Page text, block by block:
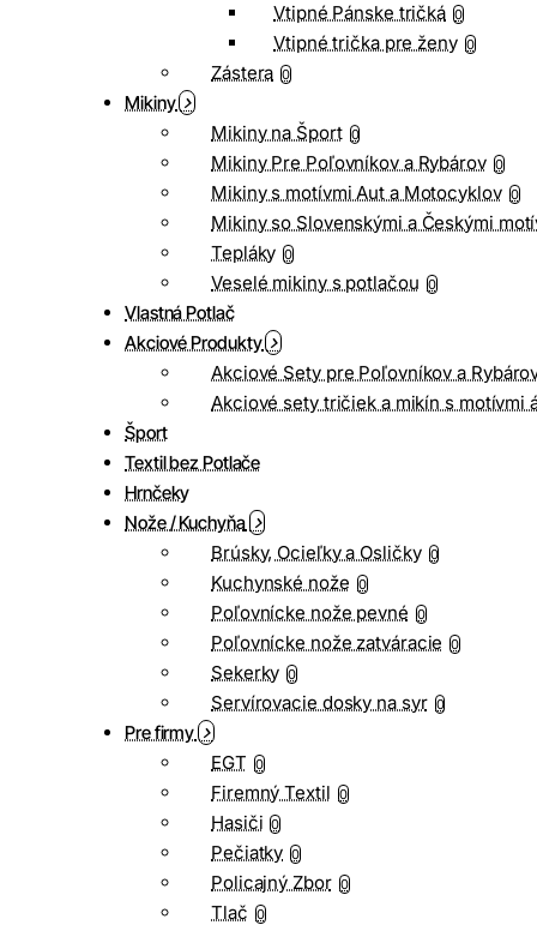
Vtipné Pánske tričká 0
Vtipné trička pre ženy 0
Zástera 0
Mikiny
Mikiny na Šport 0
Mikiny Pre Poľovníkov a Rybárov 0
Mikiny s motívmi Aut a Motocyklov 0
Mikiny so Slovenskými a Českými
Tepláky 0
Veselé mikiny s potlačou 0
Vlastná Potlač
Akciové Produkty
Akciové Sety pre Poľovníkov a
Akciové sety tričiek a mikín s motívmi
Šport
Textil bez Potlače
Hrnčeky
Nože / Kuchyňa
Brúsky, Ocieľky a Osličky 0
Kuchynské nože 0
Poľovnícke nože pevné 0
Poľovnícke nože zatváracie 0
Sekerky 0
Servírovacie dosky na syr 0
Pre firmy
EGT 0
Firemný Textil 0
Hasiči 0
Pečiatky 0
Policajný Zbor 0
Tlač 0